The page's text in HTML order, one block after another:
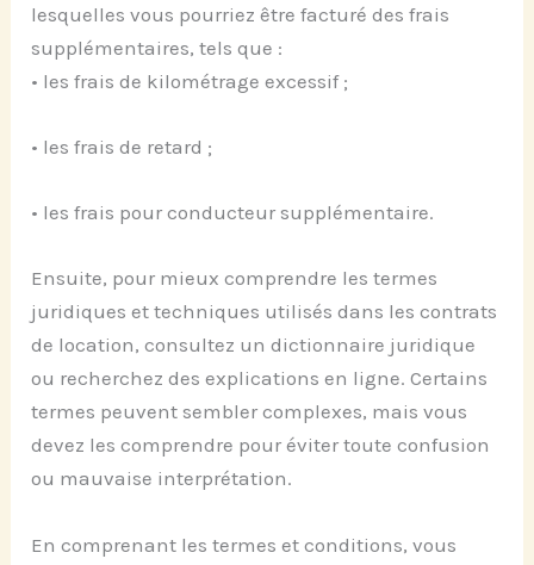
lesquelles vous pourriez être facturé des frais
supplémentaires, tels que :
• les frais de kilométrage excessif ;
• les frais de retard ;
• les frais pour conducteur supplémentaire.
Ensuite, pour mieux comprendre les termes
juridiques et techniques utilisés dans les contrats
de location, consultez un dictionnaire juridique
ou recherchez des explications en ligne. Certains
termes peuvent sembler complexes, mais vous
devez les comprendre pour éviter toute confusion
ou mauvaise interprétation.
En comprenant les termes et conditions, vous